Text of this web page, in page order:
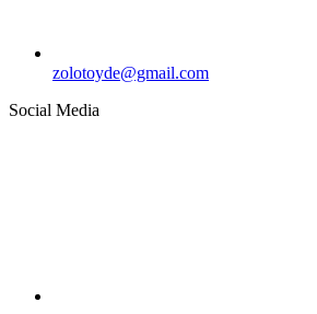
zolotoyde@gmail.com
Social Media